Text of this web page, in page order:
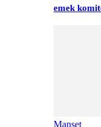
emek
Manset